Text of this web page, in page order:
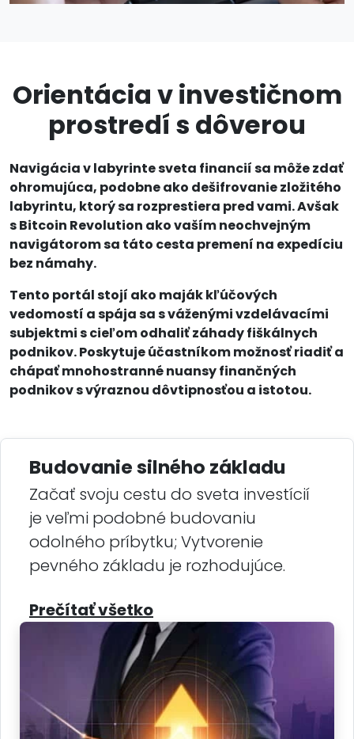
Orientácia v investičnom
prostredí s dôverou
Navigácia v labyrinte sveta financií sa môže zdať
ohromujúca, podobne ako dešifrovanie zložitého
labyrintu, ktorý sa rozprestiera pred vami. Avšak
s Bitcoin Revolution ako vaším neochvejným
navigátorom sa táto cesta premení na expedíciu
bez námahy.
Tento portál stojí ako maják kľúčových
vedomostí a spája sa s váženými vzdelávacími
subjektmi s cieľom odhaliť záhady fiškálnych
podnikov. Poskytuje účastníkom možnosť riadiť a
chápať mnohostranné nuansy finančných
podnikov s výraznou dôvtipnosťou a istotou.
Budovanie silného základu
Začať svoju cestu do sveta investícií
je veľmi podobné budovaniu
odolného príbytku; Vytvorenie
pevného základu je rozhodujúce.
Prečítať všetko